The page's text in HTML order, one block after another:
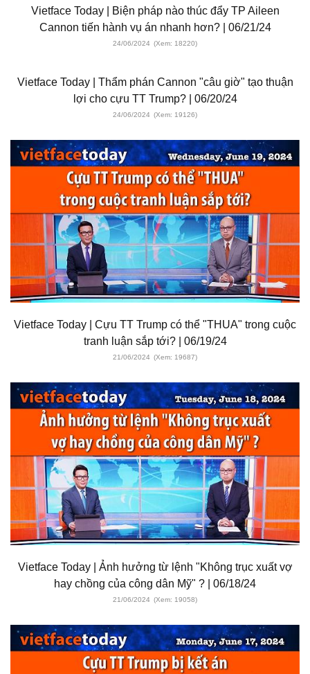
Vietface Today | Biện pháp nào thúc đẩy TP Aileen
Cannon tiến hành vụ án nhanh hơn? | 06/21/24
24/06/2024 (Xem: 18220)
Vietface Today | Thẩm phán Cannon "câu giờ" tạo thuận
lợi cho cựu TT Trump? | 06/20/24
24/06/2024 (Xem: 19126)
Vietface Today | Cựu TT Trump có thể "THUA" trong cuộc
tranh luận sắp tới? | 06/19/24
21/06/2024 (Xem: 19687)
Vietface Today | Ảnh hưởng từ lệnh "Không trục xuất vợ
hay chồng của công dân Mỹ" ? | 06/18/24
21/06/2024 (Xem: 19058)